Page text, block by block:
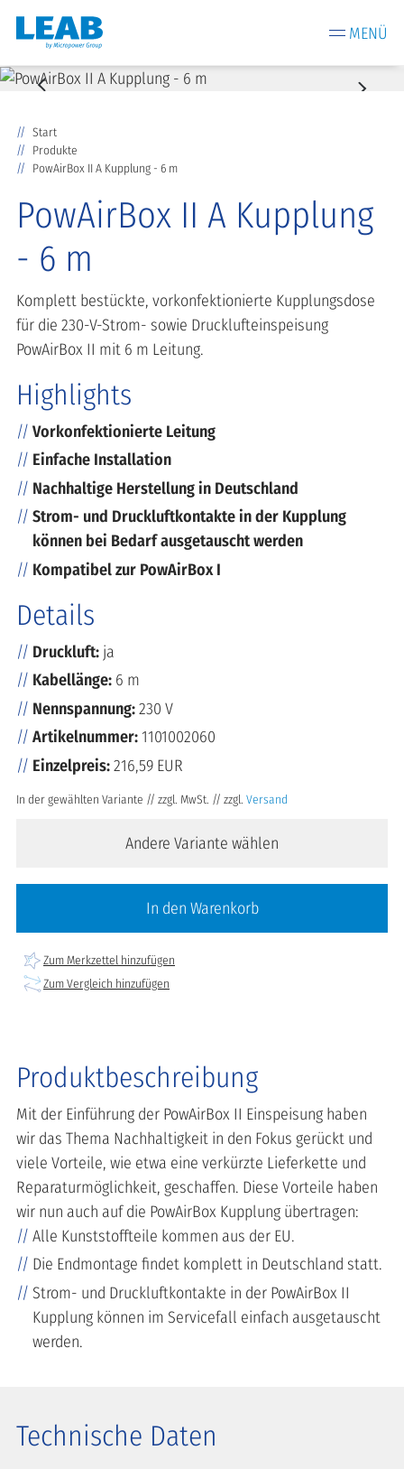
MENÜ
Start
Produkte
PowAirBox II A Kupplung - 6 m
PowAirBox II A Kupplung
- 6 m
Komplett bestückte, vorkonfektionierte Kupplungsdose
für die 230-V-Strom- sowie Drucklufteinspeisung
PowAirBox II mit 6 m Leitung.
Highlights
Vorkonfektionierte Leitung
Einfache Installation
Nachhaltige Herstellung in Deutschland
Strom- und Druckluftkontakte in der Kupplung
können bei Bedarf ausgetauscht werden
Kompatibel zur PowAirBox I
Details
Druckluft: ja
Kabellänge: 6 m
Nennspannung:230 V
Artikelnummer:1101002060
Einzelpreis:216,59 EUR
In der gewählten Variante // zzgl. MwSt. // zzgl. Versand
Andere Variante wählen
In den Warenkorb
Zum Merkzettel hinzufügen
Zum Vergleich hinzufügen
Produktbeschreibung
Mit der Einführung der PowAirBox II Einspeisung haben
wir das Thema Nachhaltigkeit in den Fokus gerückt und
viele Vorteile, wie etwa eine verkürzte Lieferkette und
Reparaturmöglichkeit, geschaffen. Diese Vorteile haben
wir nun auch auf die PowAirBox Kupplung übertragen:
Alle Kunststoffteile kommen aus der EU.
Die Endmontage findet komplett in Deutschland statt.
Strom- und Druckluftkontakte in der PowAirBox II
Kupplung können im Servicefall einfach ausgetauscht
werden.
Technische Daten